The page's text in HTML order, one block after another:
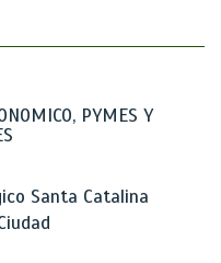
PYMES Y
Santa Catalina